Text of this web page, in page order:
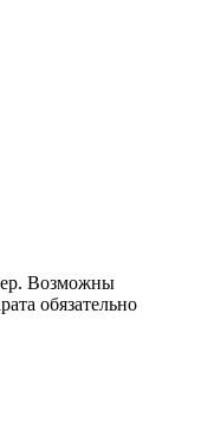
Возможны
обязательно